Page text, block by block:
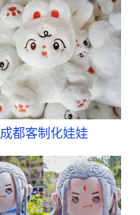
成都客制化娃娃